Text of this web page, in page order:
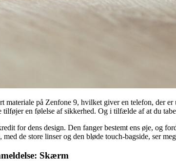
materiale på Zenfone 9, hvilket giver en telefon, der
en følelse af sikkerhed. Og i tilfælde af at du
for dens design. Den fanger bestemt ens øje, og
de store linser og den bløde touch-bagside, ser
Skærm